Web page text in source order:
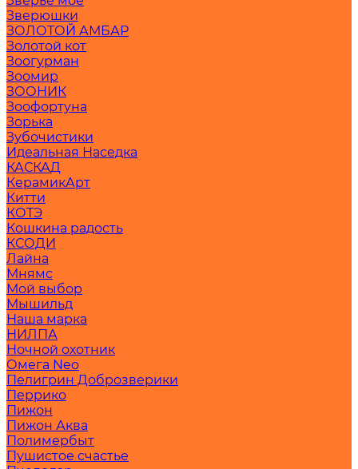
Зверюшки
ЗОЛОТОЙ АМБАР
Золотой кот
Зоогурман
Зоомир
ЗООНИК
Зоофортуна
Зорька
Зубочистики
Идеальная Наседка
КАСКАД
КерамикАрт
Китти
КОТЭ
Кошкина радость
КСОДИ
Лайна
Мнямс
Мой выбор
Мышильд
Наша марка
НИЛПА
Ночной охотник
Омега Neo
Пелигрин Доброзверики
Перрико
Пижон
Пижон Аква
Полимербыт
Пушистое счастье